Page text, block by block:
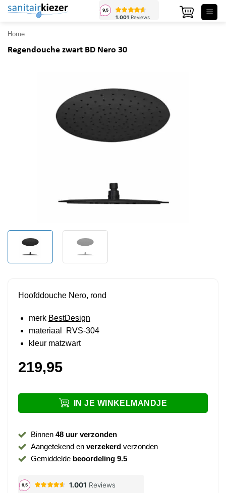
Ga
inhoud
Home
Regendouche zwart BD Nero 30
Hoofddouche Nero, rond
merk BestDesign
materiaal RVS-304
kleur matzwart
219,95
IN JE WINKELMANDJE
Binnen 48 uur verzonden
Aangetekend en verzekerdverzonden
Gemiddelde beoordeling 9.5